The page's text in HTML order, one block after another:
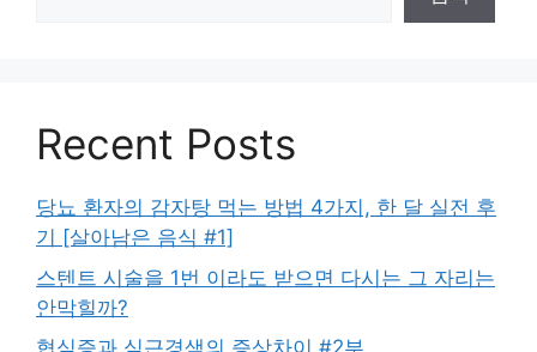
Recent Posts
당뇨 환자의 감자탕 먹는 방법 4가지, 한 달 실전 후
기 [살아남은 음식 #1]
스텐트 시술을 1번 이라도 받으면 다시는 그 자리는
안막힐까?